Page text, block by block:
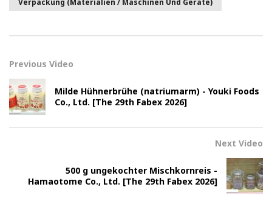
Verpackung (Materialien / Maschinen Und Geräte)
Previous Video
Milde Hühnerbrühe (natriumarm) - Youki Foods
Co., Ltd. [The 29th Fabex 2026]
Next Video
500 g ungekochter Mischkornreis -
Hamaotome Co., Ltd. [The 29th Fabex 2026]